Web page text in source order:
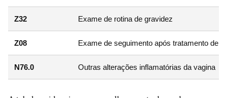
Z32 Exame de rotina de gravidez
Z08 Exame de seguimento após tratamento de
N76.0 Outras alterações inflamatórias da vagina